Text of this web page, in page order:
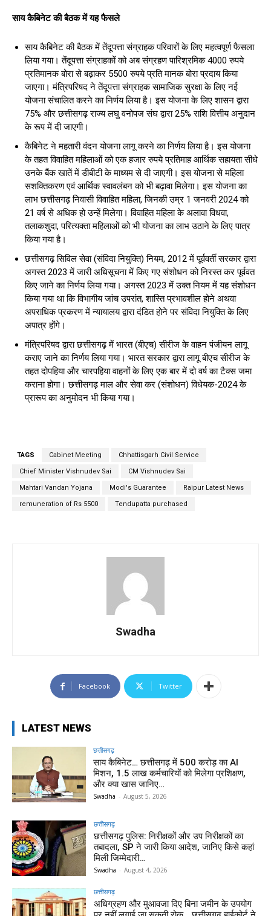
साय कैबिनेट की बैठक में यह फैसले
साय कैबिनेट की बैठक में तेंदूपत्ता संग्राहक परिवारों के लिए महत्वपूर्ण फैसला
लिया गया। तेंदूपत्ता संग्राहकों को अब संग्रहण पारिश्रमिक 4000 रुपये
प्रतिमानक बोरा से बढ़ाकर 5500 रुपये प्रति मानक बोरा प्रदाय किया
जाएगा। मंत्रिपरिषद ने तेंदूपत्ता संग्राहक सामाजिक सुरक्षा के लिए नई
योजना संचालित करने का निर्णय लिया है। इस योजना के लिए शासन द्वारा
75% और छत्तीसगढ़ राज्य लघु वनोपज संघ द्वारा 25% राशि वित्तीय अनुदान
के रूप में दी जाएगी।
कैबिनेट ने महतारी वंदन योजना लागू करने का निर्णय लिया है। इस योजना
के तहत विवाहित महिलाओं को एक हजार रुपये प्रतिमाह आर्थिक सहायता सीधे
उनके बैंक खातें में डीबीटी के माध्यम से दी जाएगी। इस योजना से महिला
सशक्तिकरण एवं आर्थिक स्वावलंबन को भी बढ़ावा मिलेगा। इस योजना का
लाभ छत्तीसगढ़ निवासी विवाहित महिला, जिनकी उम्र 1 जनवरी 2024 को
21 वर्ष से अधिक हो उन्हें मिलेगा। विवाहित महिला के अलावा विधवा,
तलाकशुदा, परित्यक्ता महिलाओं को भी योजना का लाभ उठाने के लिए पात्र
किया गया है।
छत्तीसगढ़ सिविल सेवा (संविदा नियुक्ति) नियम, 2012 में पूर्ववर्ती सरकार द्वारा
अगस्त 2023 में जारी अधिसूचना में किए गए संशोधन को निरस्त कर पूर्ववत
किए जाने का निर्णय लिया गया। अगस्त 2023 में उक्त नियम में यह संशोधन
किया गया था कि विभागीय जांच उपरांत, शास्ति प्रभावशील होने अथवा
अपराधिक प्रकरण में न्यायालय द्वारा दंडित होने पर संविदा नियुक्ति के लिए
अपात्र होंगे।
मंत्रिपरिषद द्वारा छत्तीसगढ़ में भारत (बीएच) सीरीज के वाहन पंजीयन लागू
कराए जाने का निर्णय लिया गया। भारत सरकार द्वारा लागू बीएच सीरीज के
तहत दोपहिया और चारपहिया वाहनों के लिए एक बार में दो वर्ष का टैक्स जमा
कराना होगा। छत्तीसगढ़ माल और सेवा कर (संशोधन) विधेयक-2024 के
प्रारूप का अनुमोदन भी किया गया।
TAGS Cabinet Meeting Chhattisgarh Civil Service
Chief Minister Vishnudev Sai CM Vishnudev Sai
Mahtari Vandan Yojana Modi's Guarantee Raipur Latest News
remuneration of Rs 5500 Tendupatta purchased
Swadha
Facebook Twitter
LATEST NEWS
छत्तीसगढ़
साय कैबिनेट… छत्तीसगढ़ में 500 करोड़ का AI
मिशन, 1.5 लाख कर्मचारियों को मिलेगा प्रशिक्षण,
और क्या खास जानिए…
Swadha - August 5, 2026
छत्तीसगढ़
छत्तीसगढ़ पुलिस: निरीक्षकों और उप निरीक्षकों का
तबादला, SP ने जारी किया आदेश, जानिए किसे कहां
मिली जिम्मेदारी…
Swadha - August 4, 2026
छत्तीसगढ़
अधिग्रहण और मुआवजा दिए बिना जमीन के उपयोग